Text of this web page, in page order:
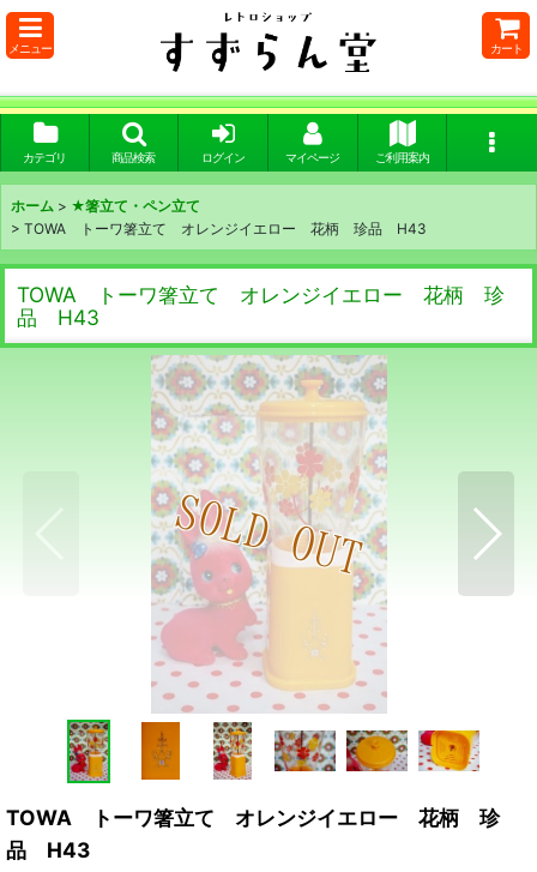
メニュー カート
カテゴリ 商品検索 ログイン マイページ ご利用案内
ホーム > ★箸立て・ペン立て
> TOWA トーワ箸立て オレンジイエロー 花柄 珍品 H43
TOWA トーワ箸立て オレンジイエロー 花柄 珍
品 H43
TOWA トーワ箸立て オレンジイエロー 花柄 珍
品 H43